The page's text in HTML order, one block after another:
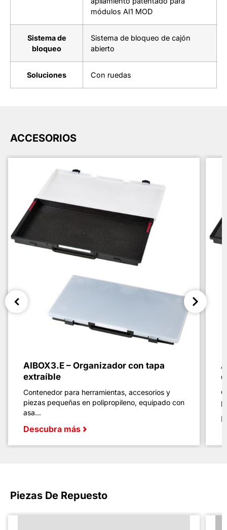
módulos AI1 MOD
Sistema de
bloqueo
Sistema de bloqueo de cajón
abierto
Soluciones Con ruedas
ACCESORIOS
AIBOX3.E – Organizador con tapa
extraíble
Contenedor para herramientas, accesorios y
piezas pequeñas en polipropileno, equipado con
asa...
Descubra más
Piezas De Repuesto